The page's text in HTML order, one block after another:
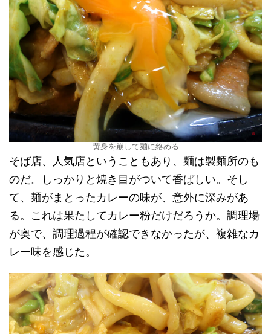
黄身を崩して麺に絡める
そば店、人気店ということもあり、麺は製麺所のも
のだ。しっかりと焼き目がついて香ばしい。そし
て、麺がまとったカレーの味が、意外に深みがあ
る。これは果たしてカレー粉だけだろうか。調理場
が奥で、調理過程が確認できなかったが、複雑なカ
レー味を感じた。